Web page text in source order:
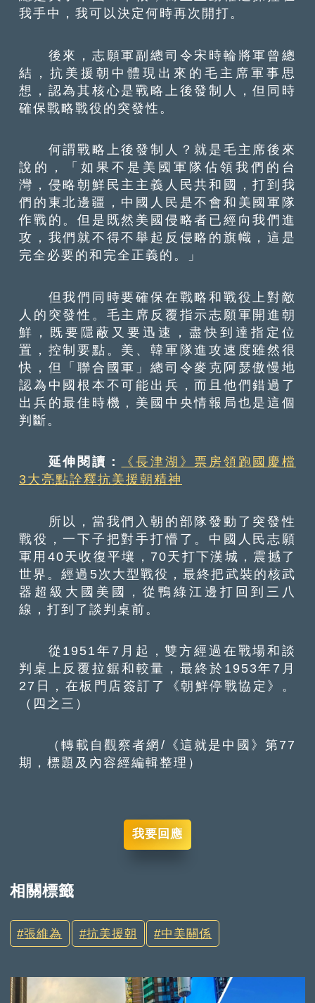
我手中，我可以決定何時再次開打。
後來，志願軍副總司令宋時輪將軍曾總
結，抗美援朝中體現出來的毛主席軍事思
想，認為其核心是戰略上後發制人，但同時
確保戰略戰役的突發性。
何謂戰略上後發制人？就是毛主席後來
說的，「如果不是美國軍隊佔領我們的台
灣，侵略朝鮮民主主義人民共和國，打到我
們的東北邊疆，中國人民是不會和美國軍隊
作戰的。但是既然美國侵略者已經向我們進
攻，我們就不得不舉起反侵略的旗幟，這是
完全必要的和完全正義的。」
但我們同時要確保在戰略和戰役上對敵
人的突發性。毛主席反覆指示志願軍開進朝
鮮，既要隱蔽又要迅速，盡快到達指定位
置，控制要點。美、韓軍隊進攻速度雖然很
快，但「聯合國軍」總司令麥克阿瑟傲慢地
認為中國根本不可能出兵，而且他們錯過了
出兵的最佳時機，美國中央情報局也是這個
判斷。
延伸閱讀：
《長津湖》票房領跑國慶檔
3大亮點詮釋抗美援朝精神
所以，當我們入朝的部隊發動了突發性
戰役，一下子把對手打懵了。中國人民志願
軍用40天收復平壤，70天打下漢城，震撼了
世界。經過5次大型戰役，最終把武裝的核武
器超級大國美國，從鴨綠江邊打回到三八
線，打到了談判桌前。
從1951年7月起，雙方經過在戰場和談
判桌上反覆拉鋸和較量，最終於1953年7月
27日，在板門店簽訂了《朝鮮停戰協定》。
（四之三）
（轉載自觀察者網/《這就是中國》第77
期，標題及內容經編輯整理）
我要回應
相關標籤
張維為 抗美援朝 中美關係